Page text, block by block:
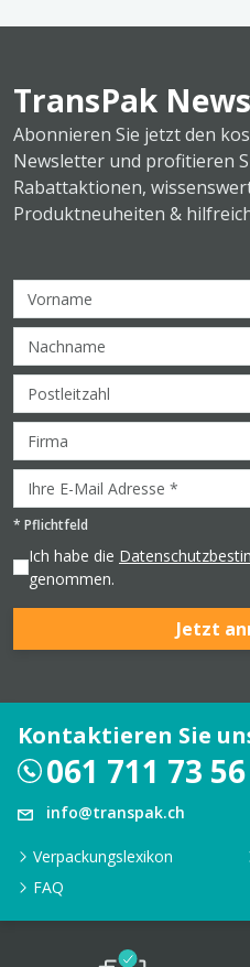
TransPak
Abonnieren Sie jetzt den
Newsletter und profitieren
Rabattaktionen,
Produktneuheiten &
* Pflichtfeld
Ich habe die
genommen.
Jetzt
Kontaktieren Sie
061 711 73 56
info@transpak.ch
Verpackungslexikon
FAQ